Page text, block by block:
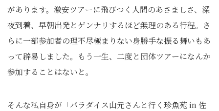
があります。激安ツアーに飛びつく人間のあさましさ、深
夜到着、早朝出発とゲンナリするほど無理のある行程。さ
らに一部参加者の理不尽極まりない身勝手な振る舞いもあ
って辟易しました。もう一生、二度と団体ツアーになんか
参加することはないと。
そんな私自身が「パラダイス山元さんと行く珍魚苑 in 佐